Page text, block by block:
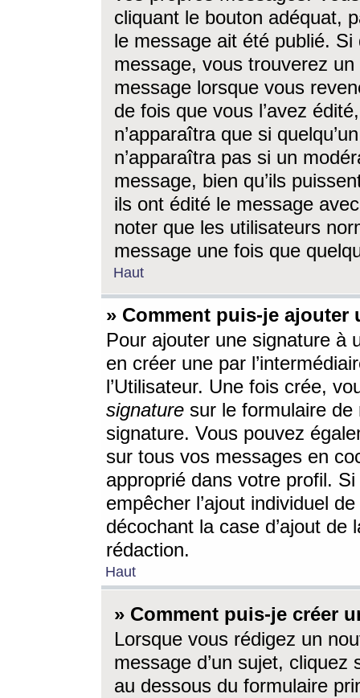
cliquant le bouton adéquat,
le message ait été publié. Si
message, vous trouverez
message lorsque vous
de fois que vous l’avez
n’apparaîtra que si
n’apparaîtra pas si un
message, bien qu’ils
ils ont édité le message
noter que les utilisateurs
message une fois que
Haut
» Comment puis-je ajouter
Pour ajouter une signature à
en créer une par
l’Utilisateur. Une fois crée,
signature sur le formulaire de
signature. Vous pouvez
sur tous vos messages en
approprié dans votre profil.
empêcher l’ajout individuel
décochant la case d’ajout
rédaction.
Haut
» Comment puis-je créer
Lorsque vous rédigez un
message d’un sujet, cliquez
au dessous du formulaire